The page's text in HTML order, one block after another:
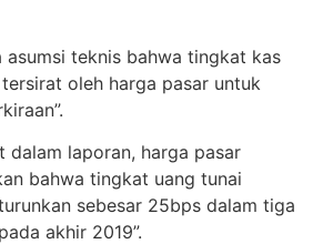
asumsi teknis bahwa tingkat kas
oleh harga pasar untuk
dalam laporan, harga pasar
bahwa tingkat uang tunai
sebesar 25bps dalam tiga
akhir 2019”.